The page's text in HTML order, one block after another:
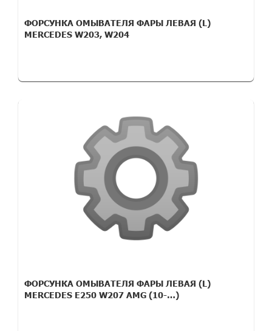
ФОРСУНКА ОМЫВАТЕЛЯ ФАРЫ ЛЕВАЯ (L)
MERCEDES W203, W204
ФОРСУНКА ОМЫВАТЕЛЯ ФАРЫ ЛЕВАЯ (L)
MERCEDES E250 W207 AMG (10-…)